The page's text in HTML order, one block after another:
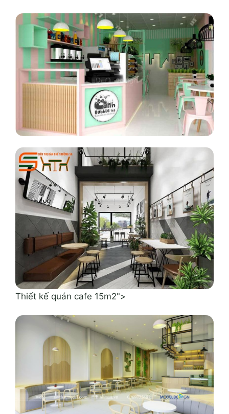
Thiết kế quán cafe 15m2">